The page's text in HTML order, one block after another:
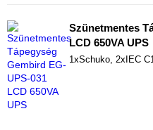
Szünetmentes
LCD 650VA UPS
1xSchuko, 2xIEC